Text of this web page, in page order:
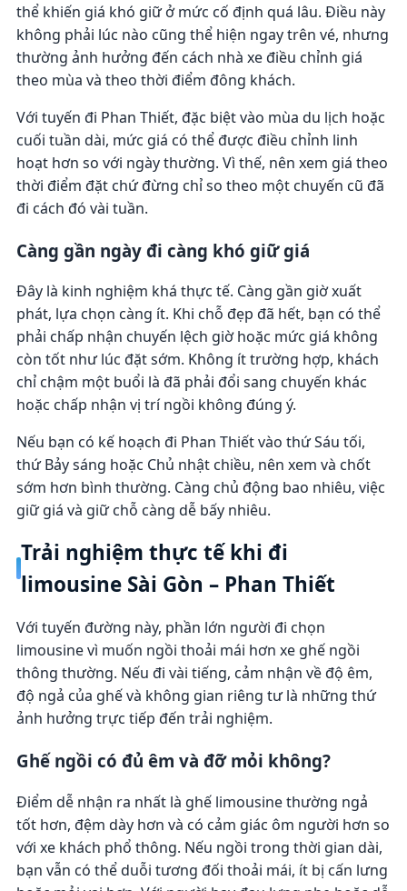
thể khiến giá khó giữ ở mức cố định quá lâu. Điều này
không phải lúc nào cũng thể hiện ngay trên vé, nhưng
thường ảnh hưởng đến cách nhà xe điều chỉnh giá
theo mùa và theo thời điểm đông khách.
Với tuyến đi Phan Thiết, đặc biệt vào mùa du lịch hoặc
cuối tuần dài, mức giá có thể được điều chỉnh linh
hoạt hơn so với ngày thường. Vì thế, nên xem giá theo
thời điểm đặt chứ đừng chỉ so theo một chuyến cũ đã
đi cách đó vài tuần.
Càng gần ngày đi càng khó giữ giá
Đây là kinh nghiệm khá thực tế. Càng gần giờ xuất
phát, lựa chọn càng ít. Khi chỗ đẹp đã hết, bạn có thể
phải chấp nhận chuyến lệch giờ hoặc mức giá không
còn tốt như lúc đặt sớm. Không ít trường hợp, khách
chỉ chậm một buổi là đã phải đổi sang chuyến khác
hoặc chấp nhận vị trí ngồi không đúng ý.
Nếu bạn có kế hoạch đi Phan Thiết vào thứ Sáu tối,
thứ Bảy sáng hoặc Chủ nhật chiều, nên xem và chốt
sớm hơn bình thường. Càng chủ động bao nhiêu, việc
giữ giá và giữ chỗ càng dễ bấy nhiêu.
Trải nghiệm thực tế khi đi
limousine Sài Gòn – Phan Thiết
Với tuyến đường này, phần lớn người đi chọn
limousine vì muốn ngồi thoải mái hơn xe ghế ngồi
thông thường. Nếu đi vài tiếng, cảm nhận về độ êm,
độ ngả của ghế và không gian riêng tư là những thứ
ảnh hưởng trực tiếp đến trải nghiệm.
Ghế ngồi có đủ êm và đỡ mỏi không?
Điểm dễ nhận ra nhất là ghế limousine thường ngả
tốt hơn, đệm dày hơn và có cảm giác ôm người hơn so
với xe khách phổ thông. Nếu ngồi trong thời gian dài,
bạn vẫn có thể duỗi tương đối thoải mái, ít bị cấn lưng